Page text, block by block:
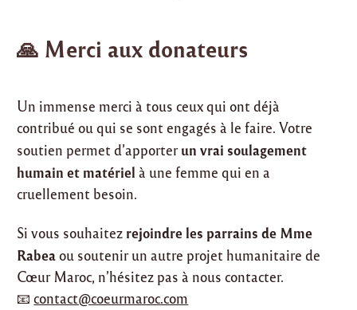
🙏 Merci aux donateurs
Un immense merci à tous ceux qui ont déjà
contribué ou qui se sont engagés à le faire. Votre
soutien permet d’apporterun vrai soulagement
humain et matériel à une femme qui en a
cruellement besoin.
Si vous souhaitez rejoindre les parrains de Mme
Rabeaou soutenir un autre projet humanitaire de
Cœur Maroc, n’hésitez pas à nous contacter.
📧contact@coeurmaroc.com